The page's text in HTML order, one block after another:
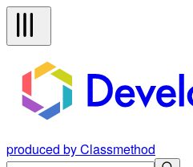
produced by Classmethod